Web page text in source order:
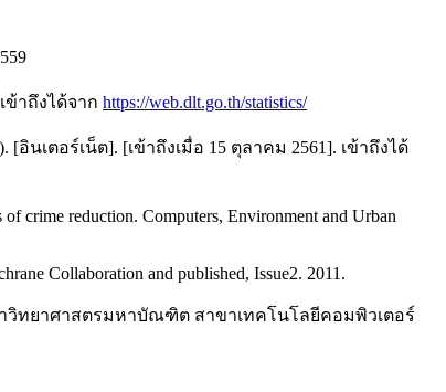
าถึงได้จาก https://web.dlt.go.th/statistics/
นเตอร์เน็ต]. [เข้าถึงเมื่อ 15 ตุลาคม 2561]. เข้าถึงได้
crime reduction. Computers, Environment and Urban
Collaboration and published, Issue2. 2011.
ทยาศาสตรมหาบัณฑิต สาขาเทคโนโลยีคอมพิวเตอร์